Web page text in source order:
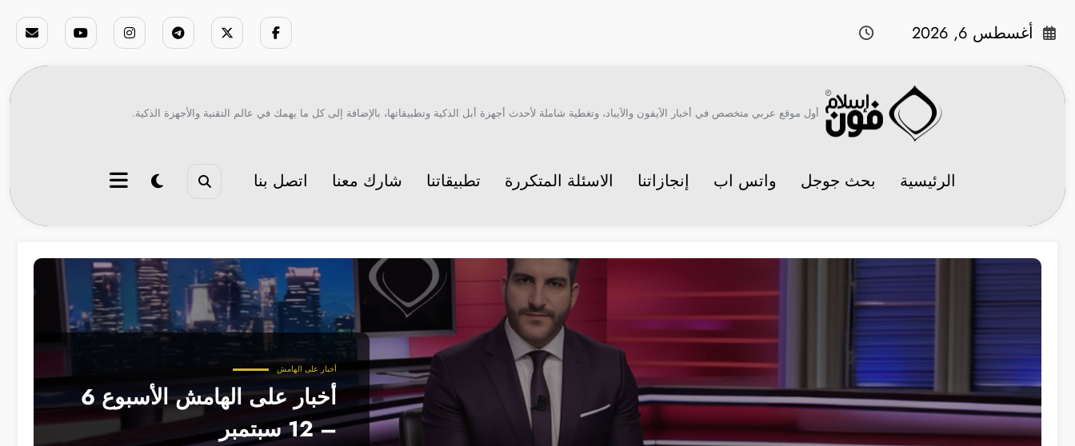
أغسطس 6, 2026
أول موقع عربي متخصص في أخبار الآيفون والآيباد، وتغطية شاملة لأحدث أجهزة أبل الذكية وتطبيقاتها، بالإضافة إلى كل ما يهمك في عالم التقنية والأجهزة الذكية.
الرئيسية بحث جوجل واتس اب إنجازاتنا الاسئلة المتكررة تطبيقاتنا شارك معنا اتصل بنا
أخبار على الهامش
أخبار على الهامش الأسبوع 6
– 12 سبتمبر